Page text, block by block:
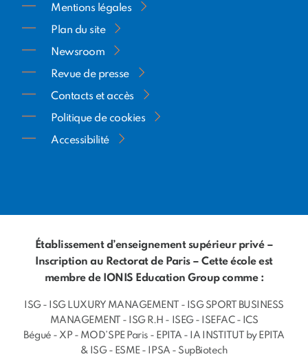
Mentions légales
Plan du site
Newsroom
Revue de presse
Contacts et accès
Politique de cookies
Accessibilité
Établissement d’enseignement supérieur privé –
Inscription au Rectorat de Paris – Cette école est
membre de IONIS Education Group comme :
ISG- ISG LUXURY MANAGEMENT - ISG SPORT BUSINESS
MANAGEMENT
- ISG R.H - ISEG- ISEFAC- ICS
Bégué -XP- MOD’SPE Paris - EPITA - IA INSTITUT by EPITA
& ISG- ESME- IPSA - SupBiotech